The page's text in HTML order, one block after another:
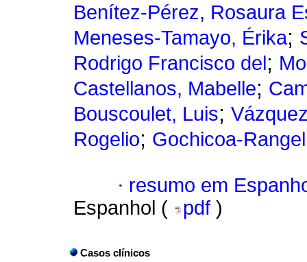
Benítez-Pérez, Rosaura
Meneses-Tamayo, Érika;
Rodrigo Francisco del ;
Castellanos, Mabelle;
Bouscoulet, Luis;
Rogelio; Gochicoa-
· resumo em
Espanhol (
pdf )
Casos clínicos